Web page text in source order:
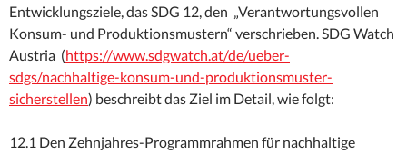
Entwicklungsziele, das SDG 12, den „Verantwortungs­vollen
Konsum- und Produktions­mustern“ verschrieben. SDG Watch
Austria (https://www.sdgwatch.at/de/ueber-
sdgs/nachhaltige-konsum-und-produktionsmuster-
sicherstellen) beschreibt das Ziel im Detail, wie folgt:
12.1 Den Zehnjahres-Programmrahmen für nachhaltige